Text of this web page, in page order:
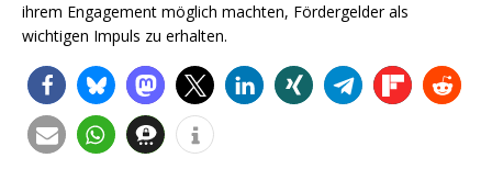
ihrem Engagement möglich machten, Fördergelder als
wichtigen Impuls zu erhalten.